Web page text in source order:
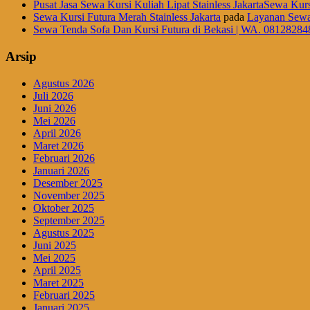
Pusat Jasa Sewa Kursi Kuliah Lipat Stainless JakartaSewa
Sewa Kursi Futura Merah Stainless Jakarta pada Layanan
Sewa Tenda Sofa Dan Kursi Futura di Bekasi | WA.
Arsip
Agustus 2026
Juli 2026
Juni 2026
Mei 2026
April 2026
Maret 2026
Februari 2026
Januari 2026
Desember 2025
November 2025
Oktober 2025
September 2025
Agustus 2025
Juni 2025
Mei 2025
April 2025
Maret 2025
Februari 2025
Januari 2025